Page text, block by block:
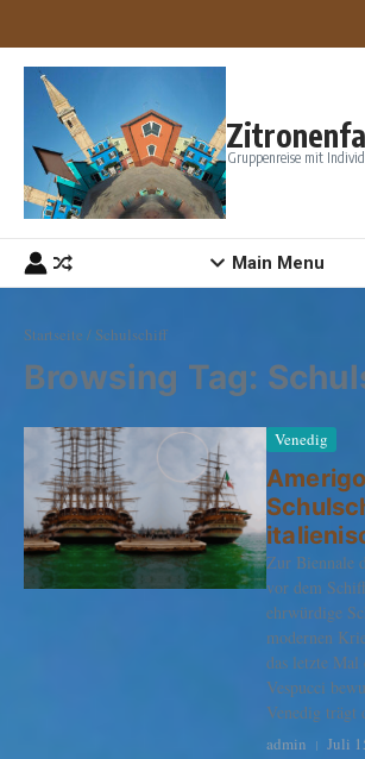
Gruppenreise mit
Main Menu
Startseite / Schulschiff
Browsing Tag:
Venedig
Zur Biennale
vor dem
ehrwürdige
modernen
das letzte
Vespucci
Venedig trägt
admin Juli